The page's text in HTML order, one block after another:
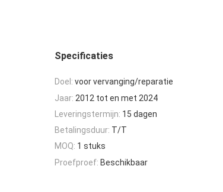
Specificaties
Doel: voor vervanging/reparatie
Jaar: 2012 tot en met 2024
Leveringstermijn: 15 dagen
Betalingsduur: T/T
MOQ: 1 stuks
Proefproef: Beschikbaar